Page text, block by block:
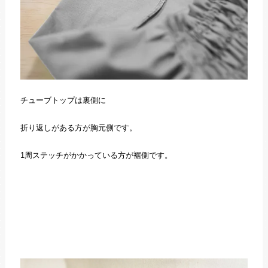
チューブトップは裏側に
折り返しがある方が胸元側です。
1周ステッチがかかっている方が裾側です。